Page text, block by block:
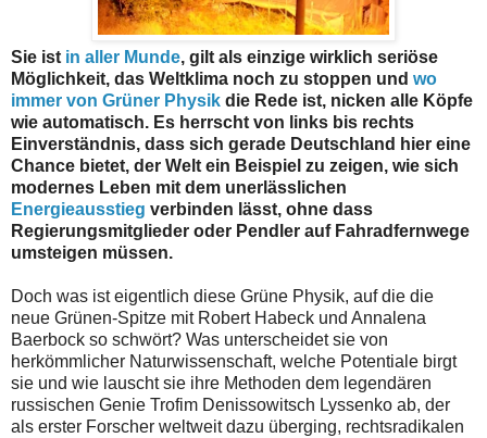
Sie ist in aller Munde, gilt als einzige wirklich seriöse
Möglichkeit, das Weltklima noch zu stoppen und wo
immer von Grüner Physik die Rede ist, nicken alle Köpfe
wie automatisch. Es herrscht von links bis rechts
Einverständnis, dass sich gerade Deutschland hier eine
Chance bietet, der Welt ein Beispiel zu zeigen, wie sich
modernes Leben mit dem unerlässlichen
Energieausstieg verbinden lässt, ohne dass
Regierungsmitglieder oder Pendler auf Fahradfernwege
umsteigen müssen.
Doch was ist eigentlich diese Grüne Physik, auf die die
neue Grünen-Spitze mit Robert Habeck und Annalena
Baerbock so schwört? Was unterscheidet sie von
herkömmlicher Naturwissenschaft, welche Potentiale birgt
sie und wie lauscht sie ihre Methoden dem legendären
russischen Genie Trofim Denissowitsch Lyssenko ab, der
als erster Forscher weltweit dazu überging, rechtsradikalen